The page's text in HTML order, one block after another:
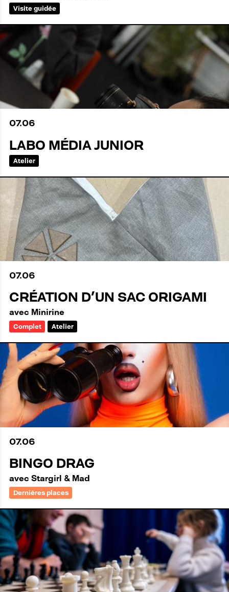
Visite guidée
07.06
LABO MÉDIA JUNIOR
Atelier
07.06
CRÉATION D'UN SAC ORIGAMI
avec Minirine
Complet Atelier
07.06
BINGO DRAG
avec Stargirl & Mad
Dernières places